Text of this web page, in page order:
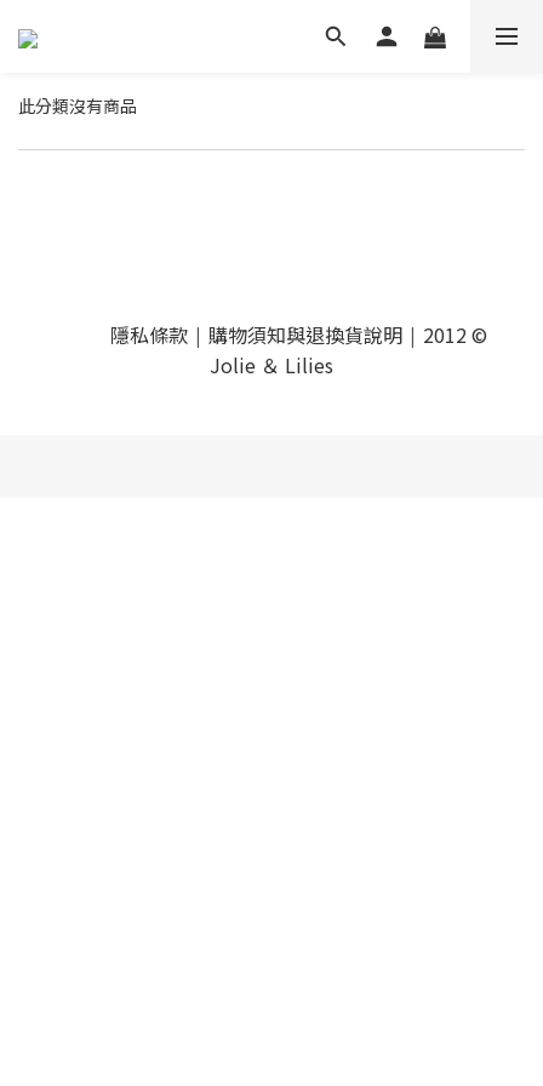
此分類沒有商品
隱私條款 | 購物須知與退換貨說明| 2012 ©
Jolie ＆ Lilies